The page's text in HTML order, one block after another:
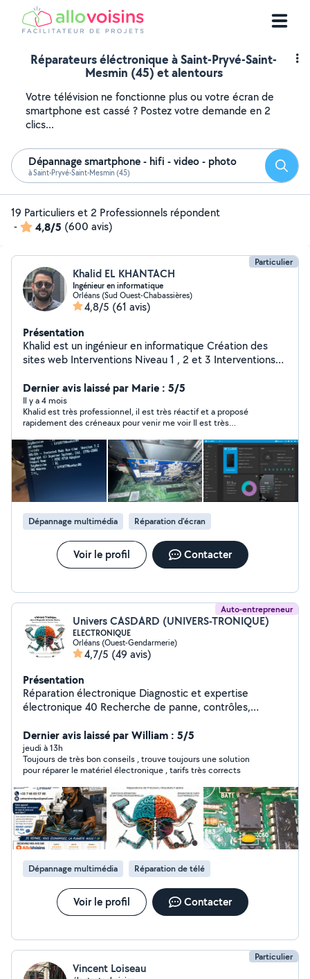
Réparateurs éléctronique à Saint-Pryvé-Saint-
Mesmin (45) et alentours
Votre télévision ne fonctionne plus ou votre écran de
smartphone est cassé ? Postez votre demande en 2
clics...
Dépannage smartphone - hifi - video - photo
à Saint-Pryvé-Saint-Mesmin (45)
19 Particuliers et 2 Professionnels répondent
-
4,8/5 (600 avis)
Particulier
Khalid EL KHANTACH
Ingénieur en informatique
Orléans (Sud Ouest-Chabassières)
4,8/5 (61 avis)
Présentation
Khalid est un ingénieur en informatique Création des
sites web Interventions Niveau 1 , 2 et 3 Interventions
configurations des NAS Formation pour les étudiants
dans les systèmes d'exploitation (Windows , Mac Os ,
Linux) Installations des cameras de surveillance
L'installation des parcs informatique Installations
Réseaux ( Routage et Switching) Changement des
écrans de téléphones Réparation des télévisions
android ( partie Système) Installation des imprimante
wifi et filaire Mise en place des solutions open source
dans le cloud ou localhost (CRM , système prise de
rendez-vous, système génération des factures , selon
vos besoin.)
Dernier avis laissé par Marie : 5/5
Il y a 4 mois
Khalid est très professionnel, il est très réactif et a proposé
rapidement des créneaux pour venir me voir Il est très
choses à faire qui rentrent dans son domaine de compétences
Dépannage multimédia Réparation d'écran
Voir le profil Contacter
Auto-entrepreneur
Univers CASDARD (UNIVERS-TRONIQUE)
ELECTRONIQUE
Orléans (Ouest-Gendarmerie)
4,7/5 (49 avis)
Présentation
Réparation électronique Diagnostic et expertise
électronique 40 Recherche de panne, contrôles,
électronique Cartes électroniques, électroménager,
alimentation, plaques de cuisson, réfrigérateurs, lave-
linges, sèche-linges, fours, lave-vaisselles et autres
équipements. Détartrage machine à café
professionnelle/partie particulier 60 Nettoyage
complet, détartrage et contrôle de fonctionnement.
Location machine à café 120 / mois Jusqu'à 70
cafés/heure 1 détartrage par mois inclus Maintenance
et assistance technique Professionnels et particuliers
Intervention rapide, solutions économiques et
réparations durables.
Dernier avis laissé par William : 5/5
jeudi à 13h
Toujours de très bon conseils , trouve toujours une solution
pour réparer le matériel électronique , tarifs très corrects
Dépannage multimédia Réparation de télé
Voir le profil Contacter
Particulier
Vincent Loiseau